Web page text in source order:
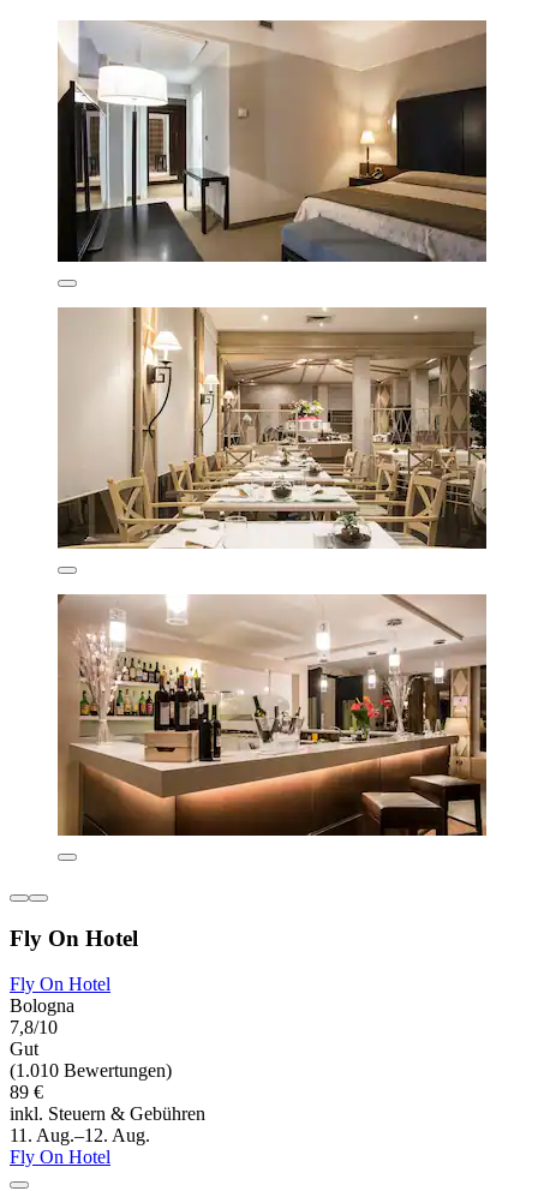
Fly On Hotel
Fly On Hotel
Bologna
7,8/10
Gut
(1.010 Bewertungen)
89 €
inkl. Steuern & Gebühren
11. Aug.–12. Aug.
Fly On Hotel